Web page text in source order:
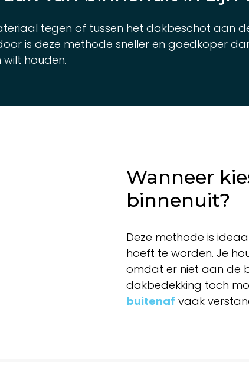
tegen of tussen het dakbeschot aan
is deze methode sneller en goedkoper
houden.
Wanneer
binnenuit?
Deze methode is
hoeft te worden. Je
omdat er niet aan de
dakbedekking toch
buitenaf vaak